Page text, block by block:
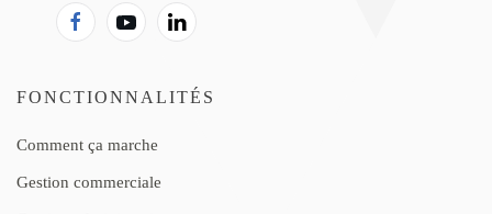
FONCTIONNALITÉS
Comment ça marche
Gestion commerciale